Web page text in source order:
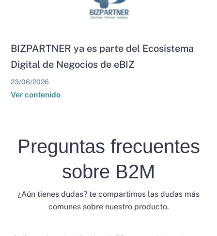
BIZPARTNER ya es parte del Ecosistema
Digital de Negocios de eBIZ
23/06/2026
Ver contenido
Preguntas frecuentes
sobre B2M
¿Aún tienes dudas? te compartimos las dudas más
comunes sobre nuestro producto.